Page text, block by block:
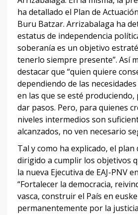
ha detallado el Plan de
Buru Batzar. Arrizabalaga ha
estatus de independencia
soberanía es un objetivo
tenerlo siempre presente”. Así
destacar que “quien quiere
dependiendo de las
en las que se esté produciendo,
dar pasos. Pero, para quienes
niveles intermedios son
alcanzados, no ven necesario
Tal y como ha explicado, el plan
dirigido a cumplir los objetivos
la nueva Ejecutiva de EAJ-PNV
“Fortalecer la democracia,
vasca, construir el País en
permanentemente por la justicia